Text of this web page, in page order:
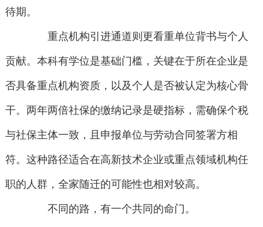
待期。
重点机构引进通道则更看重单位背书与个人
贡献。本科有学位是基础门槛，关键在于所在企业是
否具备重点机构资质，以及个人是否被认定为核心骨
干。两年两倍社保的缴纳记录是硬指标，需确保个税
与社保主体一致，且申报单位与劳动合同签署方相
符。这种路径适合在高新技术企业或重点领域机构任
职的人群，全家随迁的可能性也相对较高。
不同的路，有一个共同的命门。